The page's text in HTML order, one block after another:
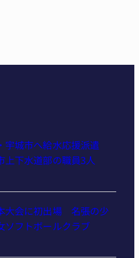
宇城市へ給水応援派遣
上下水道部の職員3人
大会に初出場 名張の少
ソフトボールクラブ